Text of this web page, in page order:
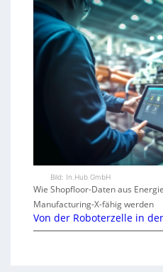
Bild: In.Hub GmbH
Wie Shopfloor-Daten aus
Manufacturing-X-fähig werden
Von der Roboterzelle in